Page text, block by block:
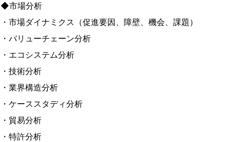
◆市場分析
・市場ダイナミクス（促進要因、障壁、機会、課題）
・バリューチェーン分析
・エコシステム分析
・技術分析
・業界構造分析
・ケーススタディ分析
・貿易分析
・特許分析